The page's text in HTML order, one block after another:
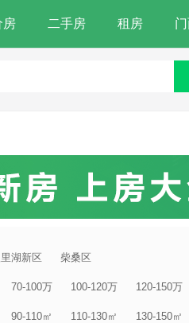
房 二手房 租房
湖新区 柴桑区
70-100万 100-120万 120-150万
90-110㎡ 110-130㎡ 130-150㎡